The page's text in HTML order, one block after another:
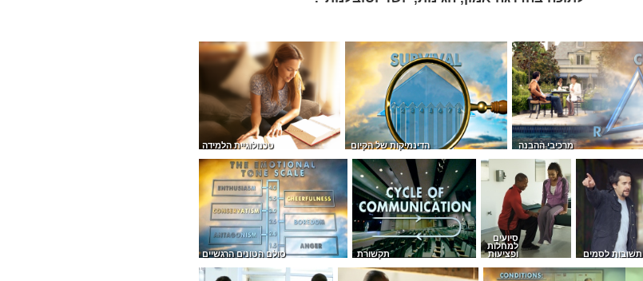
טכנולוגיית הלמידה הדינמיקות של הקיום מרכיבי ההבנה
סולם הטונים הרגשיים תקשורת
סיועים
למחלות
ופציעות
תשובות לסמים